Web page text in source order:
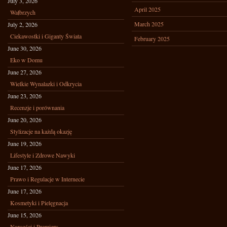
Wałbrzych
July 2, 2026
Ciekawostki i Giganty Świata
June 30, 2026
Eko w Domu
June 27, 2026
Wielkie Wynalazki i Odkrycia
June 23, 2026
Recenzje i porównania
June 20, 2026
Stylizacje na każdą okazję
June 19, 2026
Lifestyle i Zdrowe Nawyki
June 17, 2026
Prawo i Regulacje w Internecie
June 17, 2026
Kosmetyki i Pielęgnacja
June 15, 2026
April 2025
March 2025
February 2025